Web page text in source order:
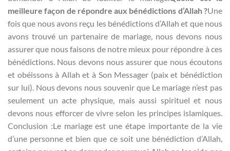
meilleure façon de répondre aux bénédictions d’Allah ?Une
fois que nous avons reçu les bénédictions d’Allah et que nous
avons trouvé un partenaire de mariage, nous devons nous
assurer que nous faisons de notre mieux pour répondre à ces
bénédictions. Nous devons nous assurer que nous écoutons
et obéissons à Allah et à Son Messager (paix et bénédiction
sur lui). Nous devons nous souvenir que Le mariage n’est pas
seulement un acte physique, mais aussi spirituel et nous
devons nous efforcer de vivre selon les principes islamiques.
Conclusion :Le mariage est une étape importante de la vie
d’une personne et bien que ce soit une bénédiction d’Allah,